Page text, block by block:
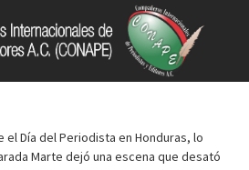
Día del Periodista en Honduras, lo
Marte dejó una escena que desató